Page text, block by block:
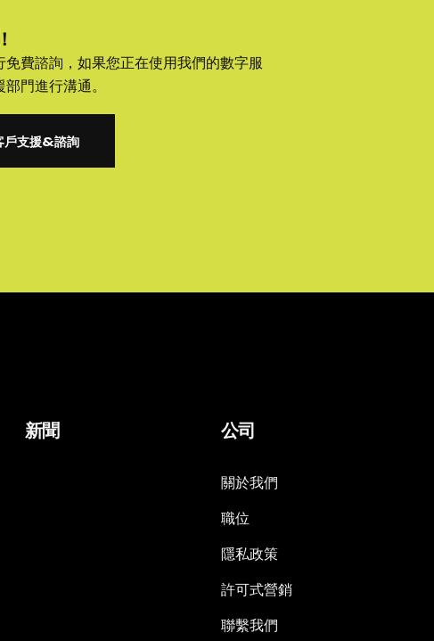
費諮詢，如果您正在使用我們的數字服
門進行溝通。
戶支援&諮詢
新聞 公司
關於我們
職位
隱私政策
許可式營銷
聯繫我們